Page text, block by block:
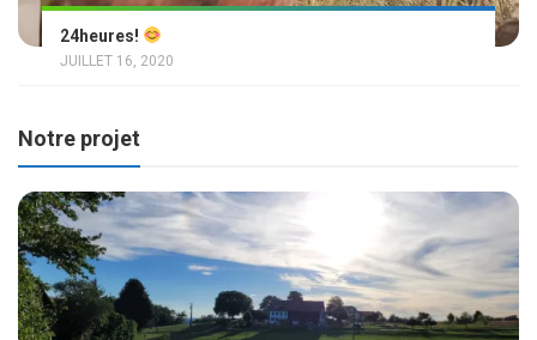
24heures!
JUILLET 16, 2020
Notre projet